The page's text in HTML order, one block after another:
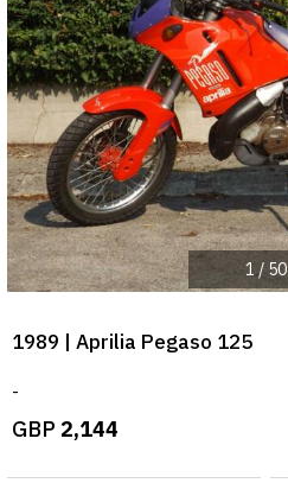
1/ 50
1989 | Aprilia Pegaso 125
-
GBP 2,144